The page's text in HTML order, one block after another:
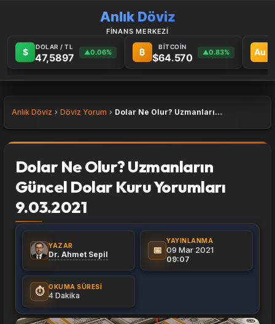
Anlık Döviz
FİNANS MERKEZİ
$ DOLAR / TL
47,5897 ▲0.06% ₿ BİTCOİN
$64.570 ▲0.83% Au
Anlık Döviz Döviz Yorum Dolar Ne Olur? Uzmanların Güncel Dolar Kuru Yorumları 9.03.2021
Dolar Ne Olur? Uzmanların
Güncel Dolar Kuru Yorumları
9.03.2021
YAZAR
Dr. Ahmet Sepil 📅
YAYINLANMA
09 Mar 2021
09:07
⏱️ OKUMA SÜRESI
4 Dakika